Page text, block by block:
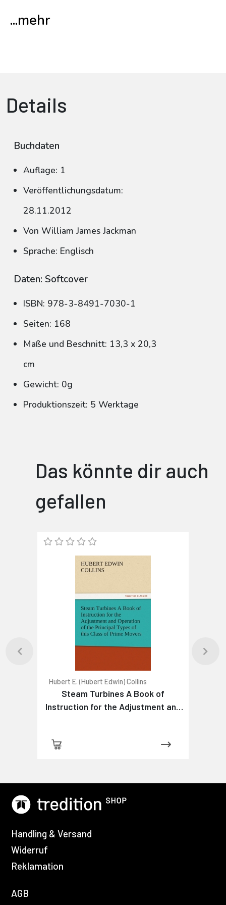
...mehr
Details
Buchdaten
Auflage: 1
Veröffentlichungsdatum:
28.11.2012
Von William James Jackman
Sprache: Englisch
Daten: Softcover
ISBN: 978-3-8491-7030-1
Seiten: 168
Maße und Beschnitt: 13,3 x 20,3
cm
Gewicht: 0g
Produktionszeit: 5 Werktage
Das könnte dir auch
gefallen
Hubert E. (Hubert Edwin) Collins
Steam Turbines A Book of
Instruction for the Adjustment and
Handling & Versand
Widerruf
Reklamation
AGB